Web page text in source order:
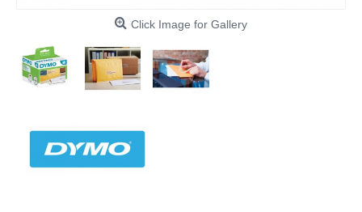
Click Image for Gallery